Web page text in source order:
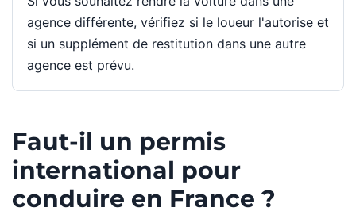
agence différente, vérifiez si le loueur l'autorise et
si un supplément de restitution dans une autre
agence est prévu.
Faut-il un permis
international pour
conduire en France ?